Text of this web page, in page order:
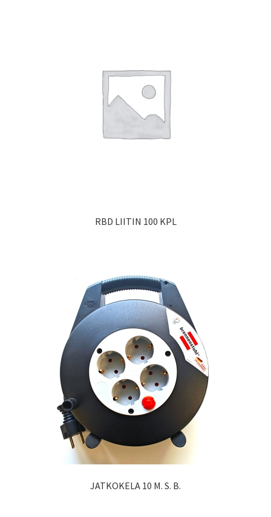
RBD LIITIN 100 KPL
JATKOKELA 10 M. S. B.